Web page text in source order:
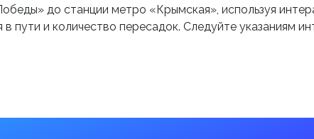
до станции метро «Крымская», используя
и количество пересадок. Следуйте указаниям